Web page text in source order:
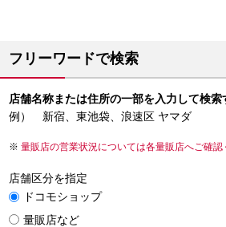
フリーワードで検索
店舗名称または住所の一部を入力して検索
例） 新宿、東池袋、浪速区 ヤマダ
量販店の営業状況については各量販店へご確認
店舗区分を指定
ドコモショップ
量販店など